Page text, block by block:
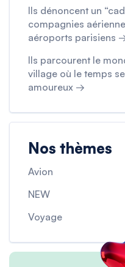
Ils dénoncent un
compagnies
aéroports parisiens
Ils parcourent le
village où le temps
amoureux →
Nos thèmes
Avion
NEW
Voyage